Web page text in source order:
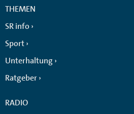
THEMEN
SR info
Sport
Unterhaltung
Ratgeber
RADIO